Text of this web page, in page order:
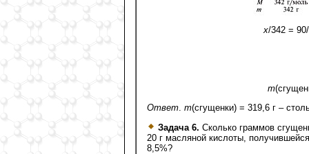
х/342 =
m
Ответ. m(сгущенки) = 319,6 г –
Задача 6. Сколько граммов
20 г масляной кислоты,
8,5%?